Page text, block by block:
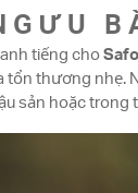
tiếng cho
tổn thương nhẹ.
sản hoặc trong